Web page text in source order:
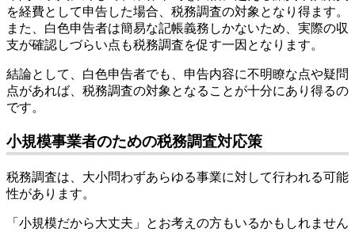
を経費として申告した場合、税務調査の対象となり得ます。
また、白色申告者は簡易な記帳義務しかないため、実際の収
支が確認しづらい点も税務調査を促す一因となります。
結論として、白色申告者でも、申告内容に不明瞭な点や疑問
点があれば、税務調査の対象となることが十分にあり得るの
です。
小規模事業者のための税務調査対応策
税務調査は、大小問わずあらゆる事業に対して行われる可能
性があります。
「小規模だから大丈夫」とお考えの方もいるかもしれません